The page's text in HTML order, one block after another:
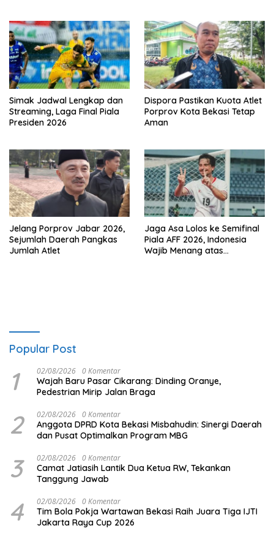
Simak Jadwal Lengkap dan
Streaming, Laga Final Piala
Presiden 2026
Dispora Pastikan Kuota Atlet
Porprov Kota Bekasi Tetap
Aman
Jelang Porprov Jabar 2026,
Sejumlah Daerah Pangkas
Jumlah Atlet
Jaga Asa Lolos ke Semifinal
Piala AFF 2026, Indonesia
Wajib Menang atas
Popular Post
1 02/08/2026 0 Komentar
Wajah Baru Pasar Cikarang: Dinding Oranye,
Pedestrian Mirip Jalan Braga
2 02/08/2026 0 Komentar
Anggota DPRD Kota Bekasi Misbahudin: Sinergi Daerah
dan Pusat Optimalkan Program MBG
3 02/08/2026 0 Komentar
Camat Jatiasih Lantik Dua Ketua RW, Tekankan
Tanggung Jawab
4 02/08/2026 0 Komentar
Tim Bola Pokja Wartawan Bekasi Raih Juara Tiga IJTI
Jakarta Raya Cup 2026